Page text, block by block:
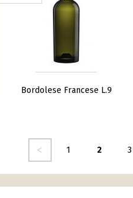
Bordolese Francese L.9
1 2 3